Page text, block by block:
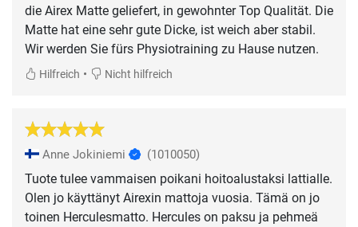
die Airex Matte geliefert, in gewohnter Top Qualität. Die
Matte hat eine sehr gute Dicke, ist weich aber stabil.
Wir werden Sie fürs Physiotraining zu Hause nutzen.
Hilfreich • Nicht hilfreich
Anne Jokiniemi (1010050)
Tuote tulee vammaisen poikani hoitoalustaksi lattialle.
Olen jo käyttänyt Airexin mattoja vuosia. Tämä on jo
toinen Herculesmatto. Hercules on paksu ja pehmeä